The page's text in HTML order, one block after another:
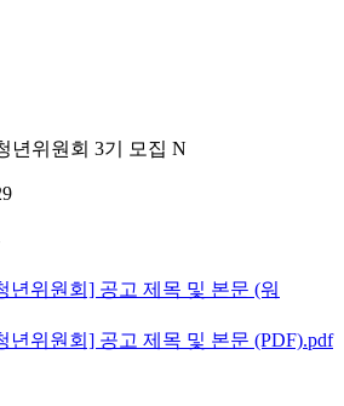
년위원회 3기 모집 N
년위원회] 공고 제목 및 본문 (워
년위원회] 공고 제목 및 본문 (PDF).pdf